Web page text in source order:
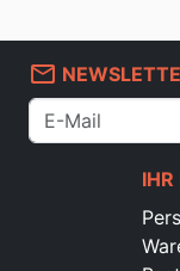
mail_outline
IHR